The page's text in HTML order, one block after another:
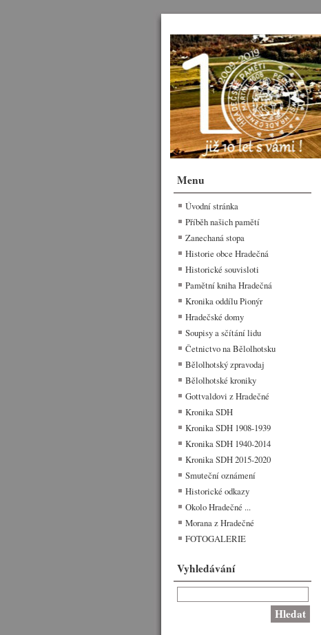
Menu
Úvodní stránka
Příběh našich pamětí
Zanechaná stopa
Historie obce Hradečná
Historické souvisloti
Pamětní kniha Hradečná
Kronika oddílu Pionýr
Hradečské domy
Soupisy a sčítání lidu
Četnictvo na Bělolhotsku
Bělolhotský zpravodaj
Bělolhotské kroniky
Gottvaldovi z Hradečné
Kronika SDH
Kronika SDH 1908-1939
Kronika SDH 1940-2014
Kronika SDH 2015-2020
Smuteční oznámení
Historické odkazy
Okolo Hradečné ...
Morana z Hradečné
FOTOGALERIE
Vyhledávání